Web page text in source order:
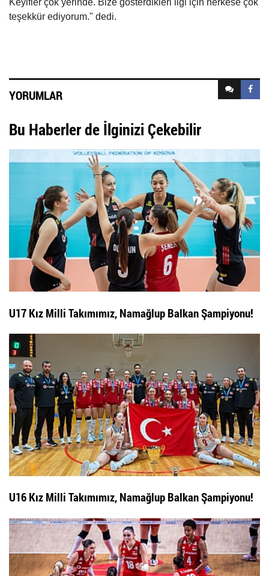
Keyifler çok yerinde. Bize gösterdikleri ilgi için herkese çok
teşekkür ediyorum." dedi.
YORUMLAR
Bu Haberler de İlginizi Çekebilir
U17 Kız Milli Takımımız, Namağlup Balkan Şampiyonu!
U16 Kız Milli Takımımız, Namağlup Balkan Şampiyonu!